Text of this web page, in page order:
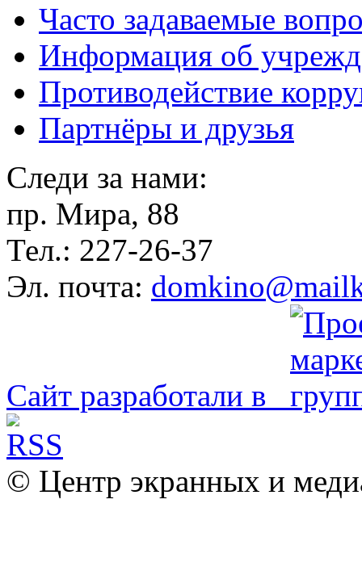
Часто задаваемые
Информация об
Противодействие
Партнёры и друзья
Следи за нами:
пр. Мира, 88
Тел.: 227-26-37
Эл. почта:
Сайт разработали в
© Центр экранных и